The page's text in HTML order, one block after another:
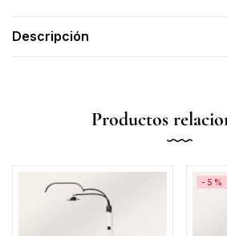
Descripción
Productos
-5%